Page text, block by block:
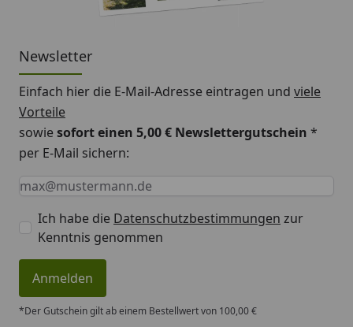
Newsletter
Einfach hier die E-Mail-Adresse eintragen und viele
Vorteile
sowiesofort einen 5,00 € Newslettergutschein *
per E-Mail sichern:
Keine Eingabe erforderlich
Eingabe erforderlich
E-Mail *
Ich habe die Datenschutzbestimmungen zur
Kenntnis genommen
Anmelden
*Der Gutschein gilt ab einem Bestellwert von 100,00 €